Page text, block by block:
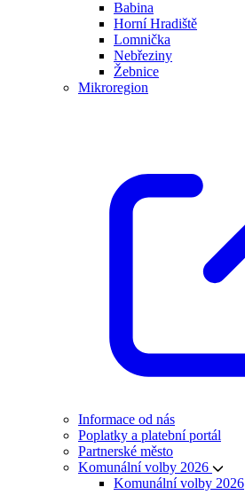
Babina
Horní Hradiště
Lomnička
Nebřeziny
Žebnice
Mikroregion
Informace od nás
Poplatky a platební portál
Partnerské město
Komunální volby 2026
Komunální volby 2026